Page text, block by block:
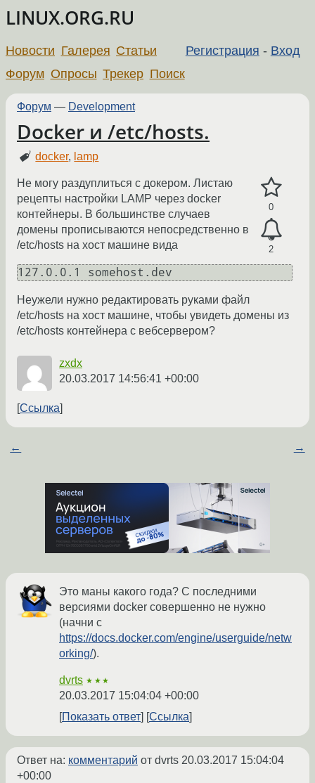
LINUX.ORG.RU
Регистрация - Вход
Новости Галерея Статьи
Форум Опросы Трекер Поиск
Форум — Development
Docker и /etc/hosts.
docker, lamp
0
2
Не могу раздуплиться с докером. Листаю
рецепты настройки LAMP через docker
контейнеры. В большинстве случаев
домены прописываются непосредственно в
/etc/hosts на хост машине вида
Неужели нужно редактировать руками файл
/etc/hosts на хост машине, чтобы увидеть домены из
/etc/hosts контейнера с вебсервером?
zxdx
20.03.2017 14:56:41 +00:00
Ссылка
← →
Это маны какого года? С последними
версиями docker совершенно не нужно
(начни с
https://docs.docker.com/engine/userguide/netw
orking/).
dvrts ★★★
20.03.2017 15:04:04 +00:00
Показать ответ
Ссылка
Ответ на: комментарий от dvrts 20.03.2017 15:04:04
+00:00